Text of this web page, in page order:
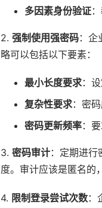
多因素身份验证
2. 强制使用强密码：企
略可以包括以下要素：
最小长度要求：
复杂性要求：密
密码更新频率：
3. 密码审计：定期进
度。审计应该是匿名的
4. 限制登录尝试次数：